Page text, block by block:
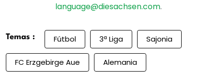
language@diesachsen.com.
Temas : Fútbol 3ª Liga Sajonia
FC Erzgebirge Aue Alemania